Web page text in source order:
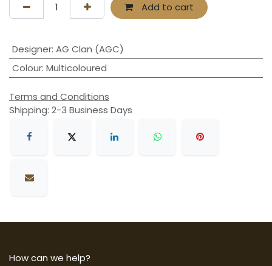
Add to cart
Designer: AG Clan (AGC)
Colour: Multicoloured
Terms and Conditions
Shipping: 2-3 Business Days
How can we help?